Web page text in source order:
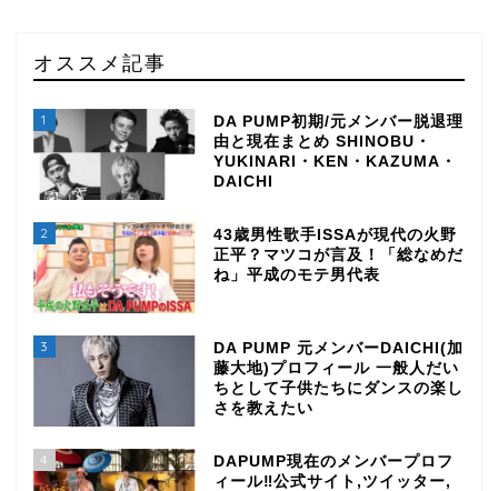
オススメ記事
1
DA PUMP初期/元メンバー脱退理
由と現在まとめ SHINOBU・
YUKINARI・KEN・KAZUMA・
DAICHI
2
43歳男性歌手ISSAが現代の火野
正平？マツコが言及！「総なめだ
ね」平成のモテ男代表
3
DA PUMP 元メンバーDAICHI(加
藤大地)プロフィール 一般人だい
ちとして子供たちにダンスの楽し
さを教えたい
4
DAPUMP現在のメンバープロフ
ィール‼公式サイト,ツイッター,